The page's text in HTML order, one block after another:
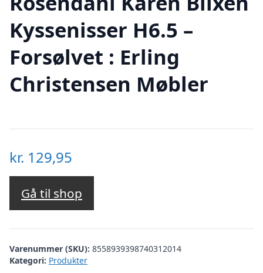
Kyssenisser H6.5 –
Forsølvet : Erling
Christensen Møbler
kr. 129,95
Gå til shop
Varenummer (SKU): 8558939398740312014
Kategori: Produkter